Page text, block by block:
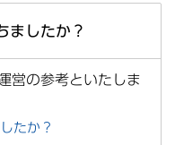
ましたか？
営の参考といたしま
たか？